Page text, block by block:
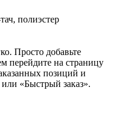
полиэстер
Просто добавьте
перейдите на страницу
позиций и
«Быстрый заказ».